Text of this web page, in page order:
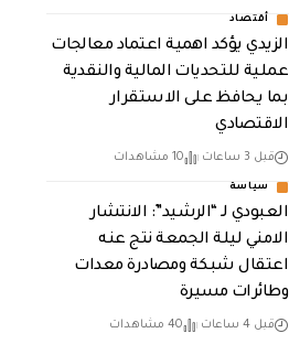
أقتصاد
الزيدي يؤكد اهمية اعتماد معالجات
عملية للتحديات المالية والنقدية
بما يحافظ على الاستقرار
الاقتصادي
قبل 3 ساعات 10 مشاهدات
سياسة
العبودي لـ “الرشيد”: الانتشار
الامني ليلة الجمعة نتج عنه
اعتقال شبكة ومصادرة معدات
وطائرات مسيرة
قبل 4 ساعات 40 مشاهدات